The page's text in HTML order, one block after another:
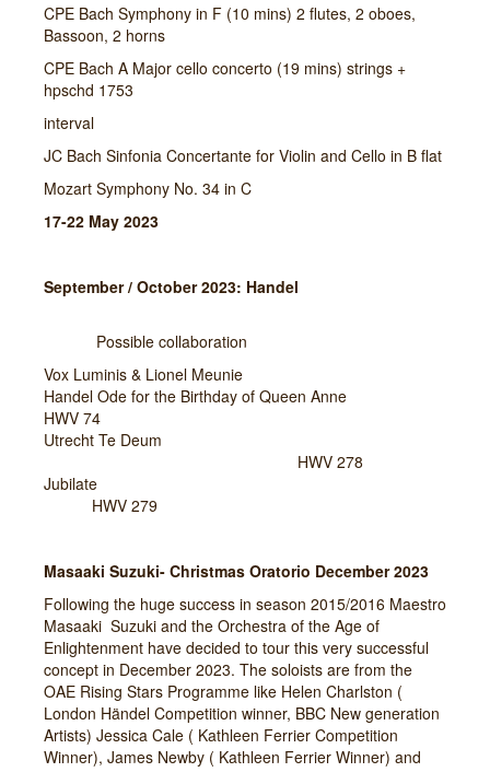
CPE Bach Symphony in F (10 mins) 2 flutes, 2 oboes,
Bassoon, 2 horns
CPE Bach A Major cello concerto (19 mins) strings +
hpschd 1753
interval
JC Bach Sinfonia Concertante for Violin and Cello in B flat
Mozart Symphony No. 34 in C
17-22 May 2023
September / October 2023: Handel
Possible collaboration
Vox Luminis & Lionel Meunie
Handel Ode for the Birthday of Queen Anne
HWV 74
Utrecht Te Deum
HWV 278
Jubilate
HWV 279
Masaaki Suzuki- Christmas Oratorio December 2023
Following the huge success in season 2015/2016 Maestro
Masaaki Suzuki and the Orchestra of the Age of
Enlightenment have decided to tour this very successful
concept in December 2023. The soloists are from the
OAE Rising Stars Programme like Helen Charlston (
London Händel Competition winner, BBC New generation
Artists) Jessica Cale ( Kathleen Ferrier Competition
Winner), James Newby ( Kathleen Ferrier Winner) and